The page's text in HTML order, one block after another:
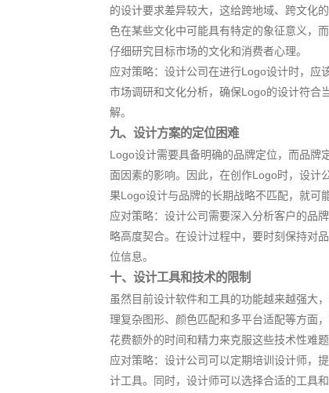
的设计要求差异较大，这给跨地域、跨文化
色在某些文化中可能具有特定的象征意义，
仔细研究目标市场的文化和消费者心理。
应对策略：设计公司在进行Logo设计时，应
市场调研和文化分析，确保Logo的设计符合
解。
九、设计方案的定位困难
Logo设计需要具备明确的品牌定位，而品牌
面因素的影响。因此，在创作Logo时，设计
果Logo设计与品牌的长期战略不匹配，就可
应对策略：设计公司需要深入分析客户的品
略高度契合。在设计过程中，要时刻保持对
位信息。
十、设计工具和技术的限制
虽然目前设计软件和工具的功能越来越强大
理复杂图形、颜色匹配和多平台适配等方面
花费额外的时间和精力来克服这些技术性难题
应对策略：设计公司可以定期培训设计师，
计工具。同时，设计师可以选择合适的工具